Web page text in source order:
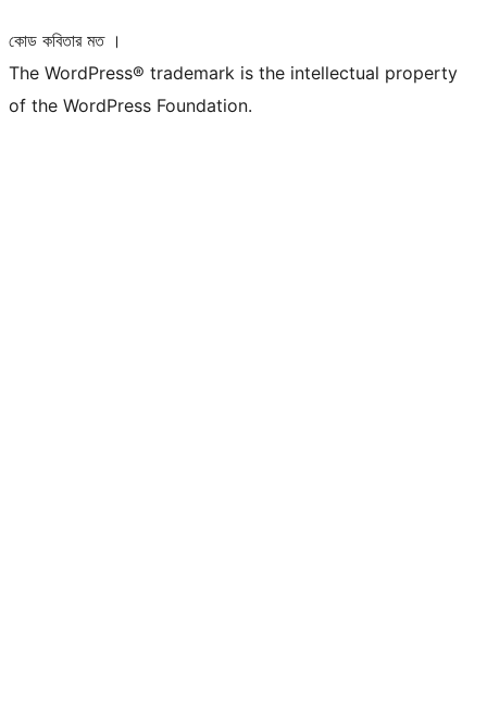
কোড কবিতার মত ।
The WordPress® trademark is the intellectual property
of the WordPress Foundation.